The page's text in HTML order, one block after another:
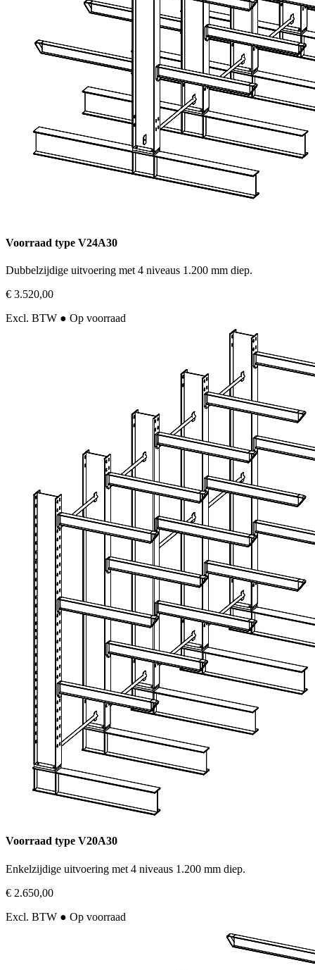
Voorraad type V24A30
Dubbelzijdige uitvoering met 4 niveaus 1.200 mm diep.
€ 3.520,00
Excl. BTW ● Op voorraad
Voorraad type V20A30
Enkelzijdige uitvoering met 4 niveaus 1.200 mm diep.
€ 2.650,00
Excl. BTW ● Op voorraad